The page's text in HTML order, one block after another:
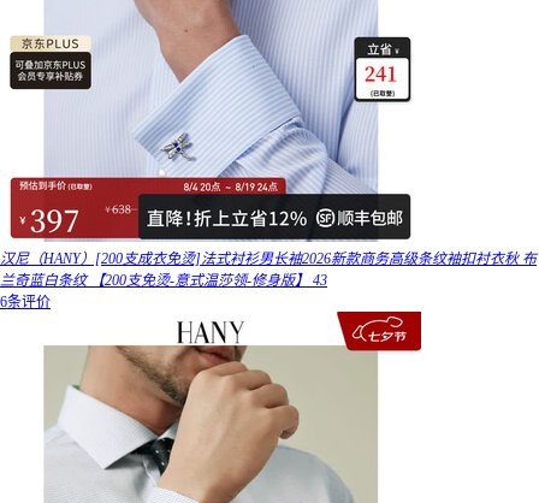
汉尼（HANY）[200支成衣免烫]法式衬衫男长袖2026新款商务高级条纹袖扣衬衣秋 布
兰奇蓝白条纹 【200支免烫-意式温莎领-修身版】 43
6条评价